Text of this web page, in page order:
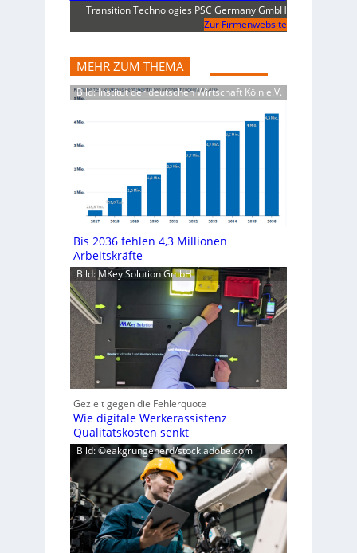
Transition Technologies PSC Germany GmbH
Zur Firmenwebsite
MEHR ZUM THEMA
Bild: Institut der deutschen Wirtschaft Köln e.V.
Bis 2036 fehlen 4,3 Millionen
Arbeitskräfte
Bild: MKey Solution GmbH
Gezielt gegen die Fehlerquote
Wie digitale Werkerassistenz
Qualitätskosten senkt
Bild: ©eakgrungenerd/stock.adobe.com